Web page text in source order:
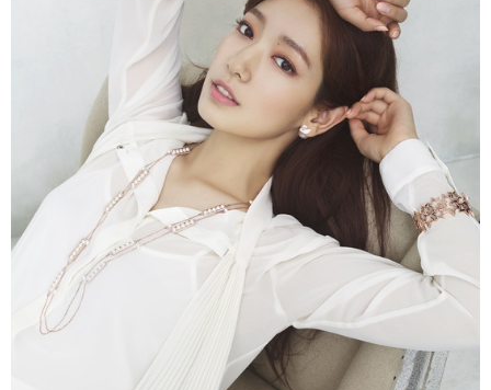
摄影 新华广播
新华电视中文 新华电视英文 返回PC